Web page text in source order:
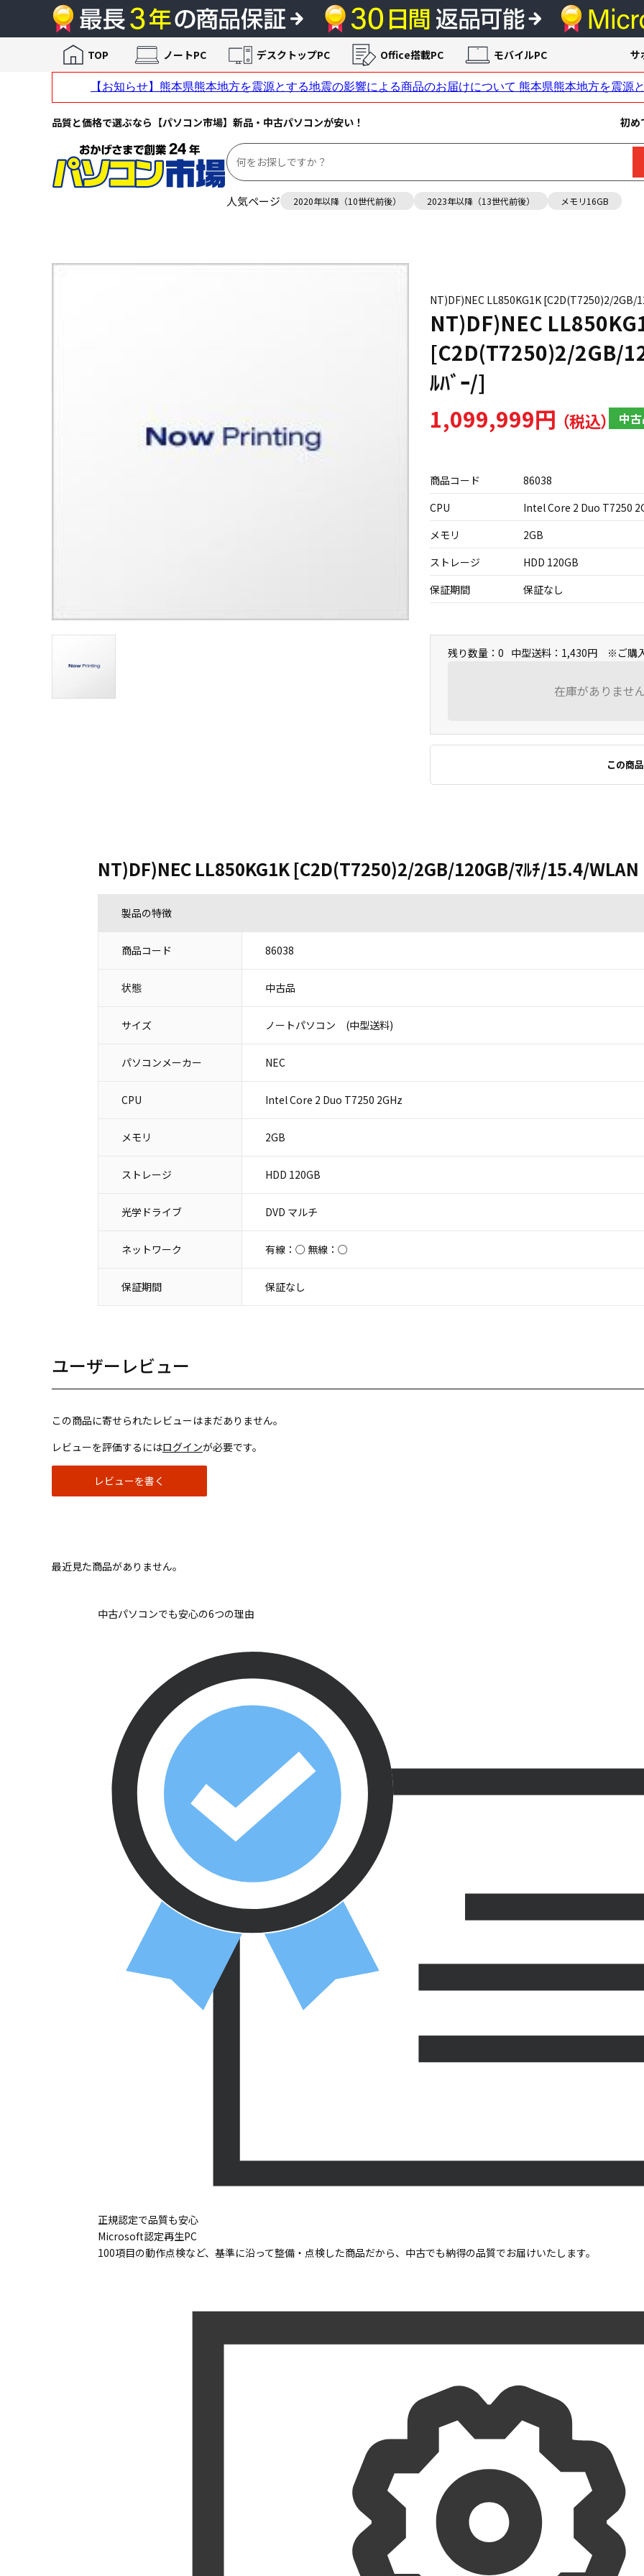
品質と価格で選ぶなら【パソコン市場】新品・中古パソコンが安い！ 初め
人気ページ 2020年以降（10世代前後） 2023年以降（13世代前後） メモリ16GB
TOP ノートPC デスクトップPC Office搭載PC モバイルPC サ
NT)DF)NEC LL850KG1K [C2D(T7250)2/2GB/
NT)DF)NEC
[C2D(T7250)2/2GB/
ﾙﾊﾞｰ/]
1,099,999円 中
商品コード
86038
CPU
Intel Core 2 Duo T7250
メモリ
2GB
ストレージ
HDD 120GB
保証期間
保証なし
残り数量：0 中型送料：1,430円 ※ご購入
在庫がありませ
この商
NT)DF)NEC LL850KG1K [C2D(T7250)2/2GB/120GB/ﾏﾙﾁ/15.4/WLAN
製品の特徴
商品コード 86038
状態 中古品
サイズ ノートパソコン (中型送料)
パソコンメーカー NEC
CPU Intel Core 2 Duo T7250 2GHz
メモリ 2GB
ストレージ HDD 120GB
光学ドライブ DVD マルチ
ネットワーク 有線：○ 無線：○
保証期間 保証なし
ユーザーレビュー
この商品に寄せられたレビューはまだありません。
レビューを評価するにはログインが必要です。
レビューを書く
最近見た商品がありません。
中古パソコンでも安心の6つの理由
正規認定で品質も安心
Microsoft認定再生PC
100項目の動作点検など、基準に沿って整備・点検した商品だから、中古でも納得の品質でお届けいたします。